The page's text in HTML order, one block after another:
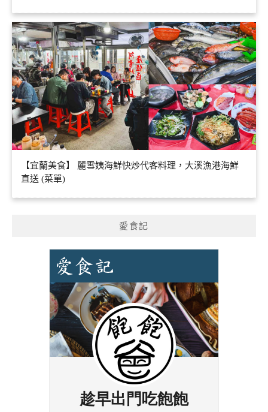
【宜蘭美食】 麗雪姨海鮮快炒代客料理，大溪漁港海鮮
直送 (菜單)
愛食記